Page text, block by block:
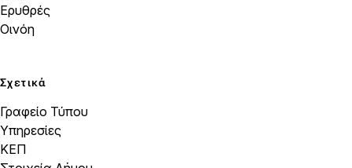
Ερυθρές
Οινόη
Σχετικά
Γραφείο Τύπου
Υπηρεσίες
ΚΕΠ